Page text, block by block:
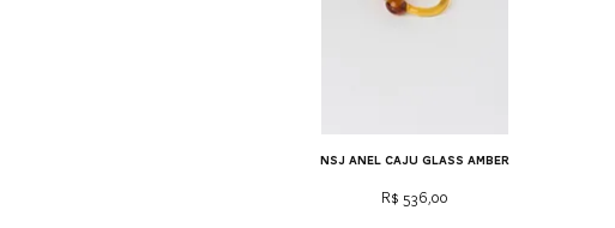
NSJ anel caju glass amber
Preço
R$ 536,00